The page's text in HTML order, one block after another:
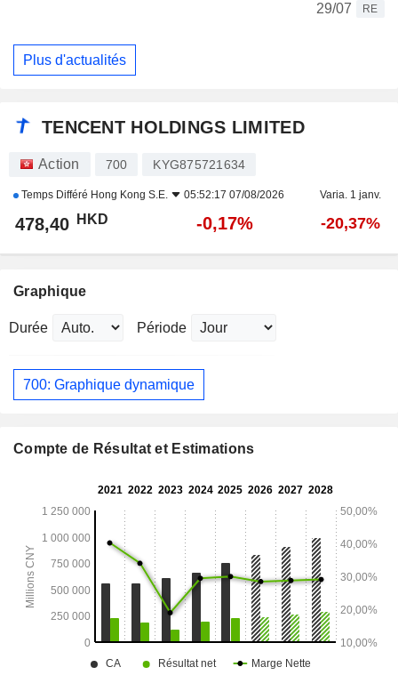
29/07
RE
Plus d'actualités
TENCENT HOLDINGS LIMITED
Action 700 KYG875721634
Temps Différé Hong Kong S.E. 05:52:17 07/08/2026 Varia. 1 janv.
478,40 HKD -0,17% -20,37%
Graphique
Durée Période
700: Graphique dynamique
Compte de Résultat et Estimations